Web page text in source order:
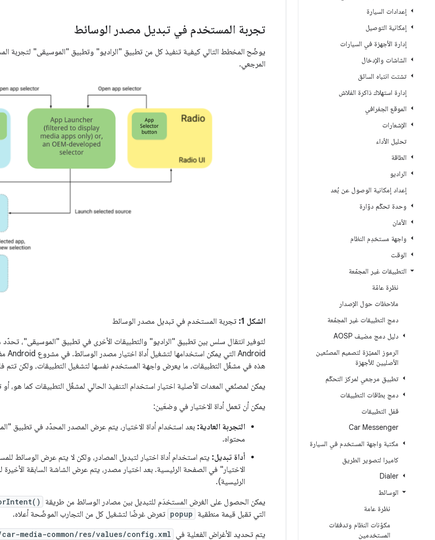
إعدادات السيارة
إمكانية التوصيل
إدارة الأجهزة في السيارات
الشاشات والإدخال
تشتت انتباه السائق
إدارة استهلاك ذاكرة الفلاش
الموقع الجغرافي
الإشعارات
تحليل الأداء
الطاقة
الراديو
إعداد إمكانية الوصول عن بُعد
وحدة تحكّم دوّارة
الأمان
واجهة مستخدِم النظام
الوقت
التطبيقات غير المجمّعة
نظرة عامّة
ملاحظات حول الإصدار
دمج التطبيقات غير المجمّعة
دليل دمج مضيف AOSP
الرموز المميّزة لتصميم المصنّعين
الأصليين للأجهزة
تطبيق مرجعي لمركز التحكّم
دمج بطاقات التطبيقات
قفل التطبيقات
Car Messenger
مكتبة واجهة المستخدم في السيارة
كاميرا لتصوير الطريق
Dialer
الوسائط
نظرة عامة
مكوّنات النظام وتدفقات
المستخدمين
تجربة المستخدم في تبديل مصدر الوسائط
يوضّح المخطط التالي كيفية تنفيذ كل من تطبيق "الراديو" وتطبيق "الموسيقى" لتجربة
المرجعي.
الشكل 1:
تجربة المستخدم في تبديل مصدر الوسائط
لتوفير انتقال سلس بين تطبيق "الراديو" والتطبيقات الأخرى في تطبيق "الموسيقى"، تحدّد
هذه في مشغّل التطبيقات، ما يعرض واجهة المستخدم نفسها لتشغيل التطبيقات، ولكن تتم
يمكن لمصنّعي المعدات الأصلية اختيار استخدام التنفيذ الحالي لمشغّل التطبيقات كما هو،
يمكن أن تعمل أداة الاختيار في وضعَين:
التجربة العادية: بعد استخدام أداة الاختيار، يتم عرض المصدر المحدّد في تطبيق
محتواه.
أداة تبديل: يتم استخدام أداة اختيار لتبديل المصادر، ولكن لا يتم عرض الوسائط
الاختيار" في الصفحة الرئيسية. بعد اختيار مصدر، يتم عرض الشاشة السابقة
الرئيسية).
يمكن الحصول على الغرض المستخدَم للتبديل بين مصادر الوسائط من طريقة
التي تقبل قيمة منطقية popup تعرض غرضًا لتشغيل كل من التجارب الموضّحة أعلاه.
يتم تحديد الأغراض الفعلية في media-common/res/values/config.xml